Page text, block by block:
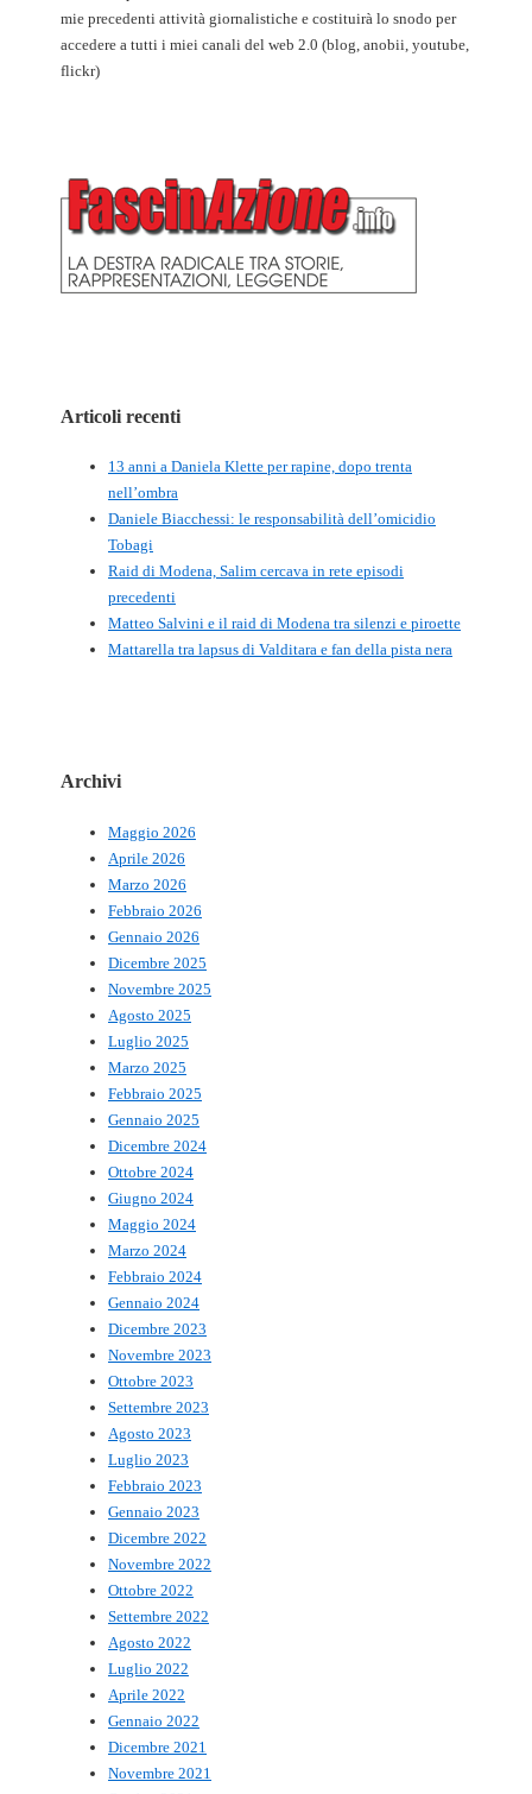
mie precedenti attività giornalistiche e costituirà lo snodo per
accedere a tutti i miei canali del web 2.0 (blog, anobii, youtube,
flickr)
Articoli recenti
13 anni a Daniela Klette per rapine, dopo trenta
nell’ombra
Daniele Biacchessi: le responsabilità dell’omicidio
Tobagi
Raid di Modena, Salim cercava in rete episodi
precedenti
Matteo Salvini e il raid di Modena tra silenzi e piroette
Mattarella tra lapsus di Valditara e fan della pista nera
Archivi
Maggio 2026
Aprile 2026
Marzo 2026
Febbraio 2026
Gennaio 2026
Dicembre 2025
Novembre 2025
Agosto 2025
Luglio 2025
Marzo 2025
Febbraio 2025
Gennaio 2025
Dicembre 2024
Ottobre 2024
Giugno 2024
Maggio 2024
Marzo 2024
Febbraio 2024
Gennaio 2024
Dicembre 2023
Novembre 2023
Ottobre 2023
Settembre 2023
Agosto 2023
Luglio 2023
Febbraio 2023
Gennaio 2023
Dicembre 2022
Novembre 2022
Ottobre 2022
Settembre 2022
Agosto 2022
Luglio 2022
Aprile 2022
Gennaio 2022
Dicembre 2021
Novembre 2021